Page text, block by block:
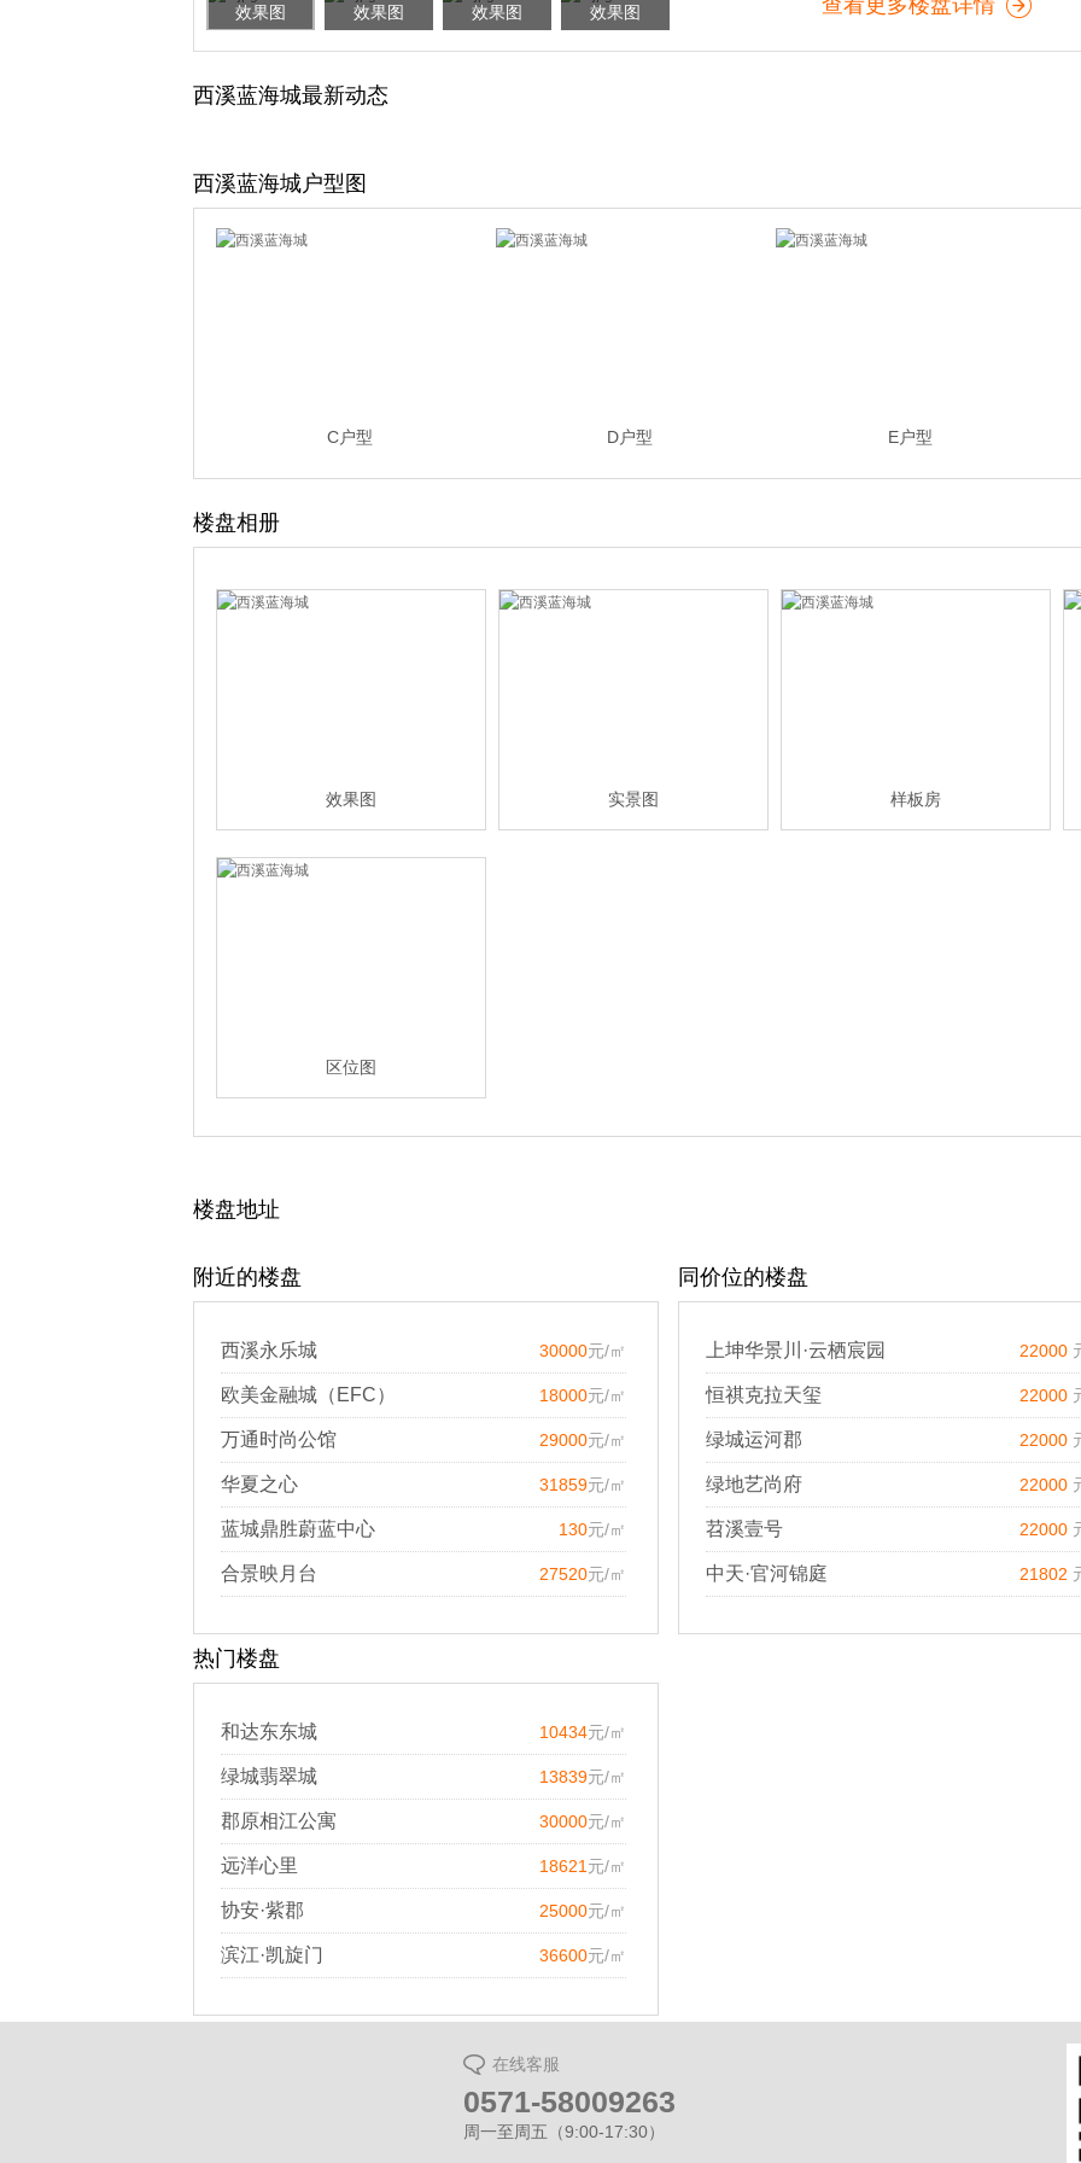
效果图 效果图 效果图 效果图 查看更多楼盘详情
西溪蓝海城最新动态
西溪蓝海城户型图
C户型 D户型 E户型
楼盘相册
效果图 实景图 样板房
区位图
楼盘地址
附近的楼盘
西溪永乐城 30000元/㎡
欧美金融城（EFC） 18000元/㎡
万通时尚公馆 29000元/㎡
华夏之心 31859元/㎡
蓝城鼎胜蔚蓝中心 130元/㎡
合景映月台 27520元/㎡
同价位的楼盘
上坤华景川·云栖宸园 22000
恒祺克拉天玺 22000
绿城运河郡 22000
绿地艺尚府 22000
苕溪壹号 22000
中天·官河锦庭 21802
热门楼盘
和达东东城 10434元/㎡
绿城翡翠城 13839元/㎡
郡原相江公寓 30000元/㎡
远洋心里 18621 元/㎡
协安·紫郡 25000元/㎡
滨江·凯旋门 36600元/㎡
在线客服
0571-58009263
周一至周五（9:00-17:30）